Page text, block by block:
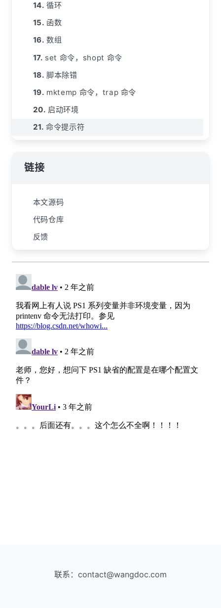
循环
函数
数组
set 命令，shopt 命令
脚本除错
mktemp 命令，trap 命令
启动环境
命令提示符
链接
本文源码
代码仓库
反馈
联系：contact@wangdoc.com